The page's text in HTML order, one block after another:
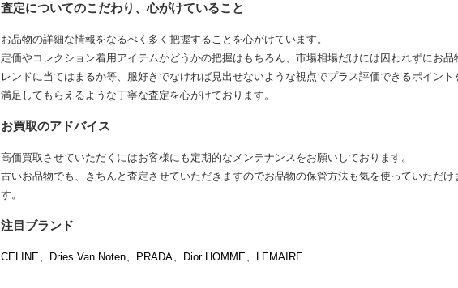
査定についてのこだわり、心がけていること
お品物の詳細な情報をなるべく多く把握することを心がけています。
定価やコレクション着用アイテムかどうかの把握はもちろん、市場相場だけには囚われずにお品
レンドに当てはまるか等、服好きでなければ見出せないような視点でプラス評価できるポイン
満足してもらえるような丁寧な査定を心がけております。
お買取のアドバイス
高価買取させていただくにはお客様にも定期的なメンテナンスをお願いしております。
古いお品物でも、きちんと査定させていただきますのでお品物の保管方法も気を使っていただけ
す。
注目ブランド
CELINE、 Dries Van Noten、 PRADA、 Dior HOMME、 LEMAIRE